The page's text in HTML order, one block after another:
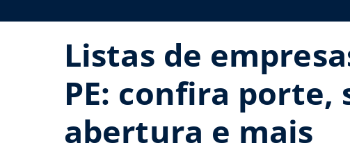
Listas de
PE: confira porte,
abertura e mais